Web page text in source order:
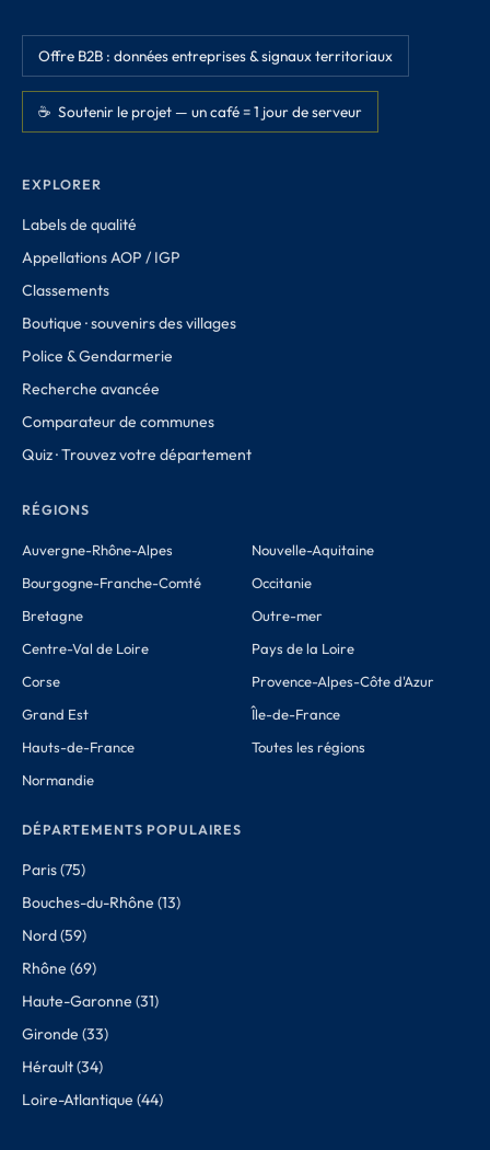
Offre B2B : données entreprises & signaux territoriaux
☕ Soutenir le projet — un café = 1 jour de serveur
EXPLORER
Labels de qualité
Appellations AOP / IGP
Classements
Boutique · souvenirs des villages
Police & Gendarmerie
Recherche avancée
Comparateur de communes
Quiz · Trouvez votre département
RÉGIONS
Auvergne-Rhône-Alpes
Bourgogne-Franche-Comté
Bretagne
Centre-Val de Loire
Corse
Grand Est
Hauts-de-France
Normandie
Nouvelle-Aquitaine
Occitanie
Outre-mer
Pays de la Loire
Provence-Alpes-Côte d'Azur
Île-de-France
Toutes les régions
DÉPARTEMENTS POPULAIRES
Paris (75)
Bouches-du-Rhône (13)
Nord (59)
Rhône (69)
Haute-Garonne (31)
Gironde (33)
Hérault (34)
Loire-Atlantique (44)